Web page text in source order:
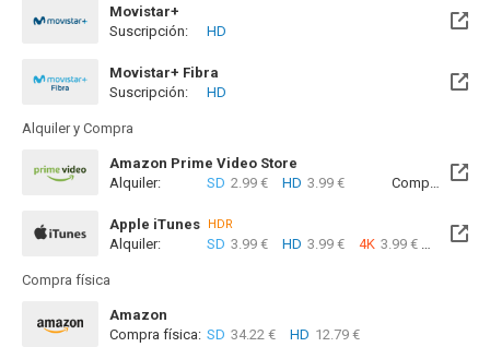
Movistar+
Disponible hasta el Jue, 31 Dic 2026 (Quedan 4 meses)
Suscripción: HD
Movistar+ Fibra
Disponible hasta el Jue, 31 Dic 2026 (Quedan 4 meses)
Suscripción: HD
Alquiler y Compra
Amazon Prime Video Store
Alquiler:
SD 2.99 € HD 3.99 € Compra: SD
Apple iTunes HDR
Alquiler: SD 3.99 € HD 3.99 € 4K 3.99 €
Compra física
Amazon
Compra física: SD 34.22 € HD 12.79 €